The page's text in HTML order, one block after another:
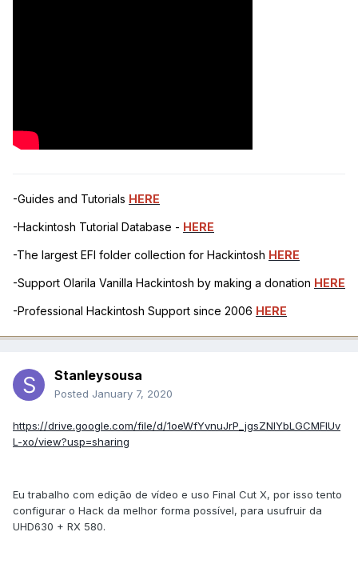
-Guides and Tutorials HERE
-Hackintosh Tutorial Database - HERE
-The largest EFI folder collection for Hackintosh HERE
-Support Olarila Vanilla Hackintosh by making a donation HERE
-Professional Hackintosh Support since 2006 HERE
Stanleysousa
Posted January 7, 2020
https://drive.google.com/file/d/1oeWfYvnuJrP_jgsZNlYbLGCMFlUv
L-xo/view?usp=sharing
Eu trabalho com edição de vídeo e uso Final Cut X, por isso tento
configurar o Hack da melhor forma possível, para usufruir da
UHD630 + RX 580.